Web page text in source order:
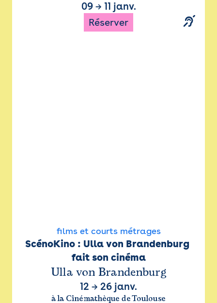
09→ 11 janv.
Réserver
films et courts métrages
ScénoKino : Ulla von Brandenburg
fait son cinéma
Ulla von Brandenburg
12 → 26 janv.
à la Cinémathèque de Toulouse